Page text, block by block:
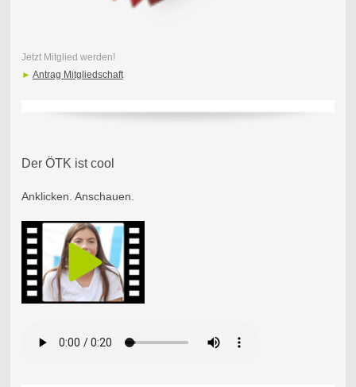
Jetzt Mitglied werden!
► Antrag Mitgliedschaft
Der ÖTK ist cool
Anklicken. Anschauen.